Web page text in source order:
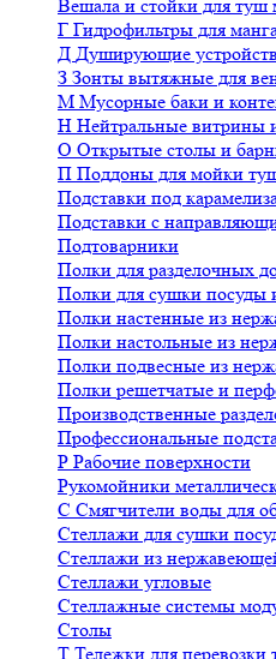
Вешала и стойки для туш
Г Гидрофильтры для
Д Душирующие
З Зонты вытяжные для
М Мусорные баки и
Н Нейтральные витрины
О Открытые столы и
П Поддоны для мойки
Подставки под
Подставки с
Подтоварники
Полки для разделочных
Полки для сушки посуды
Полки настенные из
Полки настольные из
Полки подвесные из
Полки решетчатые и
Производственные
Профессиональные
Р Рабочие поверхности
Рукомойники
С Смягчители воды для
Стеллажи для сушки
Стеллажи из
Стеллажи угловые
Стеллажные системы
Столы
Т Тележки для перевозки